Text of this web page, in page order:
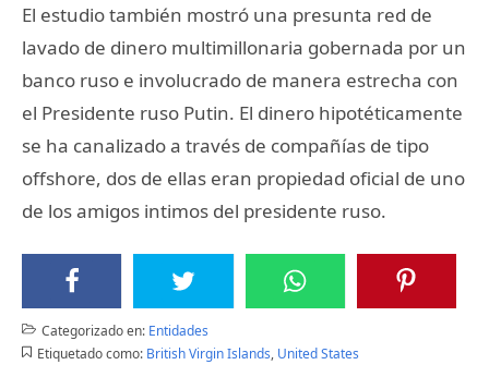
El estudio también mostró una presunta red de
lavado de dinero multimillonaria gobernada por un
banco ruso e involucrado de manera estrecha con
el Presidente ruso Putin. El dinero hipotéticamente
se ha canalizado a través de compañías de tipo
offshore, dos de ellas eran propiedad oficial de uno
de los amigos intimos del presidente ruso.
Categorizado en: Entidades
Etiquetado como: British Virgin Islands, United States